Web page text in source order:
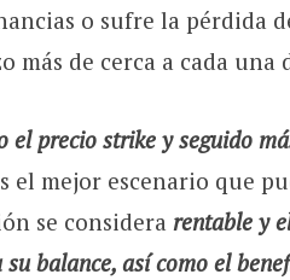
o sufre la pérdida
más de cerca a cada una
el precio strike y seguido
el mejor escenario que
se considera rentable y
balance, así como el